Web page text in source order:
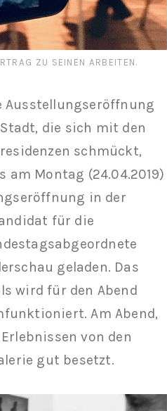
ZU SEINEN ARBEITEN.
Ausstellungseröffnung
die sich mit den
schmückt,
Montag (24.04.2019)
in der
für die
geladen. Das
wird für den Abend
Am Abend,
von den
gut besetzt.